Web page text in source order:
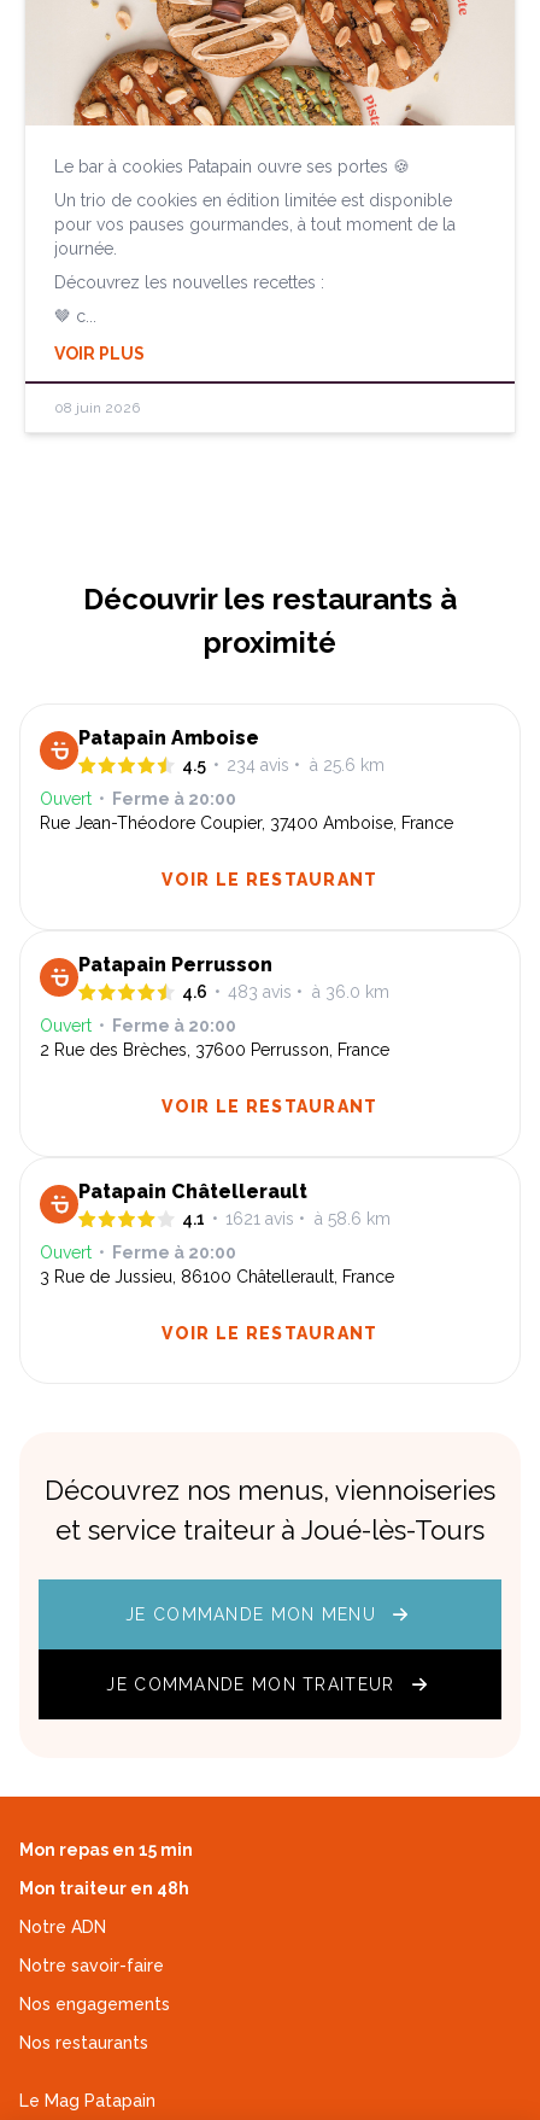
Le bar à cookies Patapain ouvre ses portes 🍪
Un trio de cookies en édition limitée est disponible
pour vos pauses gourmandes, à tout moment de la
journée.
Découvrez les nouvelles recettes :
🤎 c...
VOIR PLUS
08 juin 2026
Découvrir les restaurants à
proximité
Patapain Amboise
4.5 • 234 avis • à 25.6 km
Ouvert • Ferme à 20:00
Rue Jean-Théodore Coupier, 37400 Amboise, France
VOIR LE RESTAURANT
Patapain Perrusson
4.6 • 483 avis • à 36.0 km
Ouvert • Ferme à 20:00
2 Rue des Brèches, 37600 Perrusson, France
VOIR LE RESTAURANT
Patapain Châtellerault
4.1 • 1621 avis • à 58.6 km
Ouvert • Ferme à 20:00
3 Rue de Jussieu, 86100 Châtellerault, France
VOIR LE RESTAURANT
Découvrez nos menus, viennoiseries
et service traiteur à Joué-lès-Tours
JE COMMANDE MON MENU
JE COMMANDE MON TRAITEUR
Mon repas en 15 min
Mon traiteur en 48h
Notre ADN
Notre savoir-faire
Nos engagements
Nos restaurants
Le Mag Patapain